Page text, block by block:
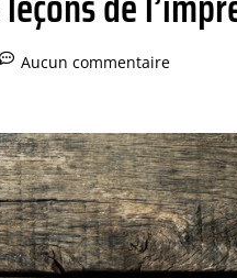
Aucun commentaire